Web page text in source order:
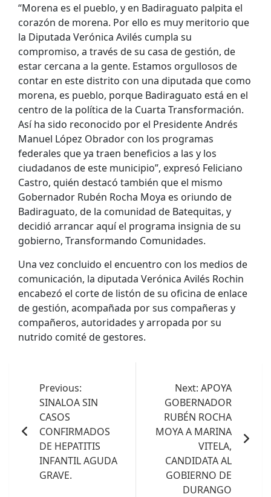
“Morena es el pueblo, y en Badiraguato palpita el
corazón de morena. Por ello es muy meritorio que
la Diputada Verónica Avilés cumpla su
compromiso, a través de su casa de gestión, de
estar cercana a la gente. Estamos orgullosos de
contar en este distrito con una diputada que como
morena, es pueblo, porque Badiraguato está en el
centro de la política de la Cuarta Transformación.
Así ha sido reconocido por el Presidente Andrés
Manuel López Obrador con los programas
federales que ya traen beneficios a las y los
ciudadanos de este municipio”, expresó Feliciano
Castro, quién destacó también que el mismo
Gobernador Rubén Rocha Moya es oriundo de
Badiraguato, de la comunidad de Batequitas, y
decidió arrancar aquí el programa insignia de su
gobierno, Transformando Comunidades.
Una vez concluido el encuentro con los medios de
comunicación, la diputada Verónica Avilés Rochin
encabezó el corte de listón de su oficina de enlace
de gestión, acompañada por sus compañeras y
compañeros, autoridades y arropada por su
nutrido comité de gestores.
entradas
Previous:
SINALOA SIN
CASOS
CONFIRMADOS
DE HEPATITIS
INFANTIL AGUDA
GRAVE.
Next: APOYA
GOBERNADOR
RUBÉN ROCHA
MOYA A MARINA
VITELA,
CANDIDATA AL
GOBIERNO DE
DURANGO